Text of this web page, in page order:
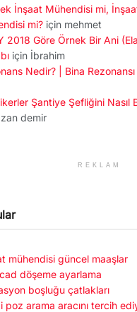
İnşaat Mühendisi mi,
mi? için mehmet
2018 Göre Örnek Bir Ani
için İbrahim
Nedir? | Bina
Şantiye Şefliğini Nasıl
demir
REKLAM
mühendisi güncel maaşlar
döşeme ayarlama
boşluğu çatlakları
poz arama aracını tercih